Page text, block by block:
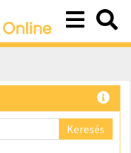
Keresés